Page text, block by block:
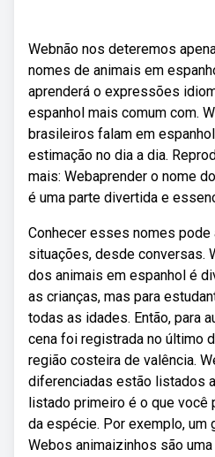
Webnão nos deteremos
nomes de animais em
aprenderá o expressões
espanhol mais comum com.
brasileiros falam em
estimação no dia a dia.
mais: Webaprender o nome
é uma parte divertida e
Conhecer esses nomes pode
situações, desde conversas.
dos animais em espanhol é
as crianças, mas para
todas as idades. Então, para
cena foi registrada no último
região costeira de valência.
diferenciadas estão listados
listado primeiro é o que você
da espécie. Por exemplo, um
Webos animaizinhos são